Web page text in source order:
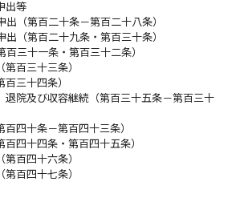
出等
（第百二十条－第百二十八条）
（第百二十九条・第百三十条）
三十一条・第百三十二条）
百三十三条）
三十四条）
院及び収容継続（第百三十五条－第百三十
四十条－第百四十三条）
四十四条・第百四十五条）
百四十六条）
百四十七条）